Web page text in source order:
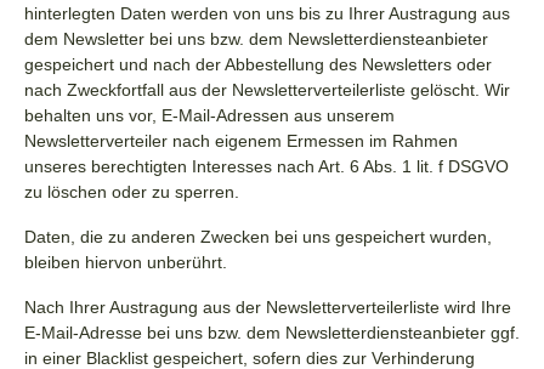
hinterlegten Daten werden von uns bis zu Ihrer Austragung aus
dem Newsletter bei uns bzw. dem Newsletterdiensteanbieter
gespeichert und nach der Abbestellung des Newsletters oder
nach Zweckfortfall aus der Newsletterverteilerliste gelöscht. Wir
behalten uns vor, E-Mail-Adressen aus unserem
Newsletterverteiler nach eigenem Ermessen im Rahmen
unseres berechtigten Interesses nach Art. 6 Abs. 1 lit. f DSGVO
zu löschen oder zu sperren.
Daten, die zu anderen Zwecken bei uns gespeichert wurden,
bleiben hiervon unberührt.
Nach Ihrer Austragung aus der Newsletterverteilerliste wird Ihre
E-Mail-Adresse bei uns bzw. dem Newsletterdiensteanbieter ggf.
in einer Blacklist gespeichert, sofern dies zur Verhinderung